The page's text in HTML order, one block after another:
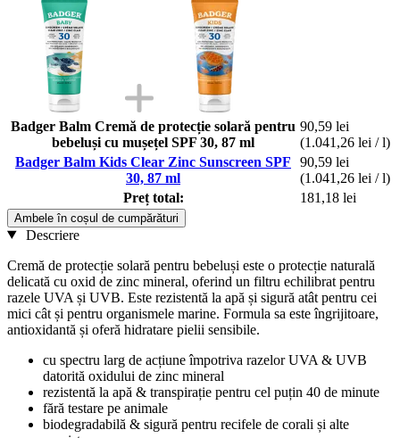
Badger Balm Cremă de protecție solară pentru
bebeluși cu mușețel SPF 30, 87 ml
90,59 lei
(1.041,26 lei / l)
Badger Balm Kids Clear Zinc Sunscreen SPF
30, 87 ml
90,59 lei
(1.041,26 lei / l)
Preț total:
181,18 lei
Ambele în coșul de cumpărături
Descriere
Cremă de protecție solară pentru bebeluși este o protecție naturală
delicată cu oxid de zinc mineral, oferind un filtru echilibrat pentru
razele UVA și UVB. Este rezistentă la apă și sigură atât pentru cei
mici cât și pentru organismele marine. Formula sa este îngrijitoare,
antioxidantă și oferă hidratare pielii sensibile.
cu spectru larg de acțiune împotriva razelor UVA & UVB
datorită oxidului de zinc mineral
rezistentă la apă & transpirație pentru cel puțin 40 de minute
fără testare pe animale
biodegradabilă & sigură pentru recifele de corali și alte